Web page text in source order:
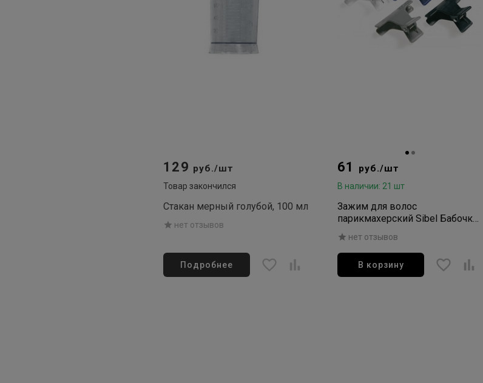
129 руб./шт
Товар закончился
Стакан мерный голубой, 100 мл
нет отзывов
Подробнее
61 руб./шт
В наличии: 21 шт
Зажим для волос
парикмахерский Sibel Бабочка
пластиковый цветной 8 см (1
шт)нет отзывов
В корзину